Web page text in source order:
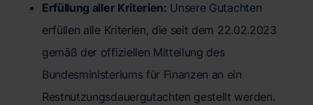
Erfüllung aller Kriterien: Unsere Gutachten
erfüllen alle Kriterien, die seit dem 22.02.2023
gemäß der offiziellen Mitteilung des
Bundesministeriums für Finanzen an ein
Restnutzungsdauergutachten gestellt werden.